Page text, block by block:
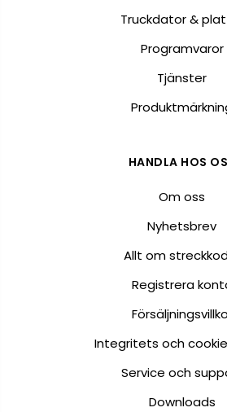
Truckdator &
Programvaror
Tjänster
HANDLA HOS
Om oss
Nyhetsbrev
Allt om
Registrera
Integritets och
Service och
Downloads